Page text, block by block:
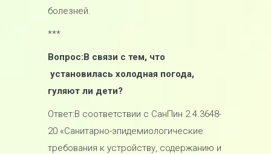
болезней.
***
Вопрос:В связи с тем, что
установилась холодная погода,
гуляют ли дети?
Ответ:В соответствии с СанПин 2.4.3648-
20 «Санитарно-эпидемиологические
требования к устройству, содержанию и